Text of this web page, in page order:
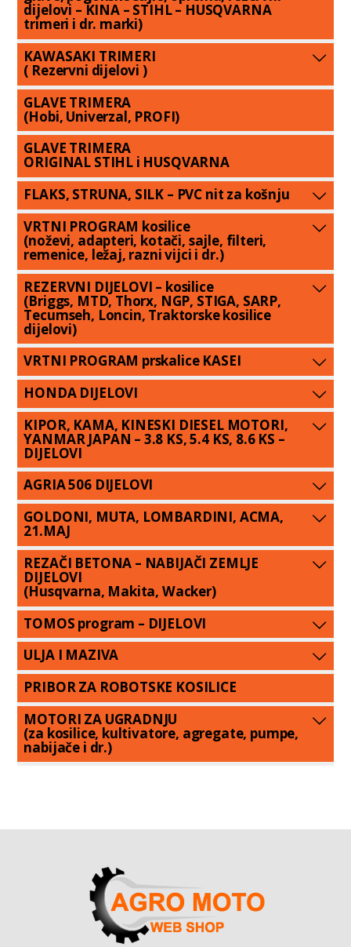
dijelovi – KINA – STIHL – HUSQVARNA
trimeri i dr. marki)
KAWASAKI TRIMERI
( Rezervni dijelovi )
GLAVE TRIMERA
(Hobi, Univerzal, PROFI)
GLAVE TRIMERA
ORIGINAL STIHL i HUSQVARNA
FLAKS, STRUNA, SILK – PVC nit za košnju
VRTNI PROGRAM kosilice
(noževi, adapteri, kotači, sajle, filteri,
remenice, ležaj, razni vijci i dr.)
REZERVNI DIJELOVI – kosilice
(Briggs, MTD, Thorx, NGP, STIGA, SARP,
Tecumseh, Loncin, Traktorske kosilice
dijelovi)
VRTNI PROGRAM prskalice KASEI
HONDA DIJELOVI
KIPOR, KAMA, KINESKI DIESEL MOTORI,
YANMAR JAPAN – 3.8 KS, 5.4 KS, 8.6 KS –
DIJELOVI
AGRIA 506 DIJELOVI
GOLDONI, MUTA, LOMBARDINI, ACMA,
21.MAJ
REZAČI BETONA – NABIJAČI ZEMLJE
DIJELOVI
(Husqvarna, Makita, Wacker)
TOMOS program – DIJELOVI
ULJA I MAZIVA
PRIBOR ZA ROBOTSKE KOSILICE
MOTORI ZA UGRADNJU
(za kosilice, kultivatore, agregate, pumpe,
nabijače i dr.)